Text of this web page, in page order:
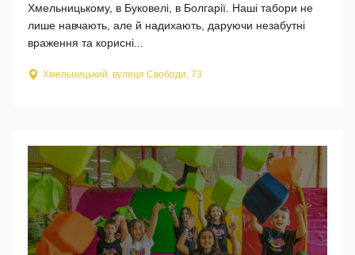
Хмельницькому, в Буковелі, в Болгарії. Наші табори не
лише навчають, але й надихають, даруючи незабутні
враження та корисні...
Хмельницький, вулиця Свободи, 73